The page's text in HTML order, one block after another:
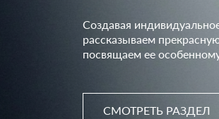
Создавая
рассказываем
посвящаем ее
СМОТРЕТЬ РАЗДЕЛ